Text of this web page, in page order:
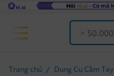
Offcanvas Menu Open
Trang chủ Dụng Cụ Cầm Tay